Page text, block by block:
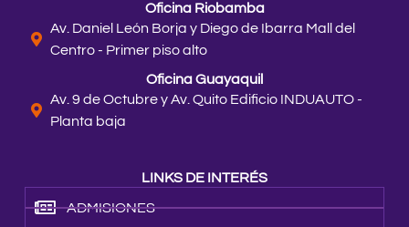
LINKS DE INTERÉS
ADMISIONES
Oficina Riobamba
Av. Daniel León Borja y Diego de Ibarra Mall del
Centro - Primer piso alto
Oficina Guayaquil
Av. 9 de Octubre y Av. Quito Edificio INDUAUTO -
Planta baja